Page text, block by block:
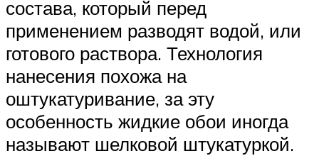
состава, который перед
применением разводят водой, или
готового раствора. Технология
нанесения похожа на
оштукатуривание, за эту
особенность жидкие обои иногда
называют шелковой штукатуркой.